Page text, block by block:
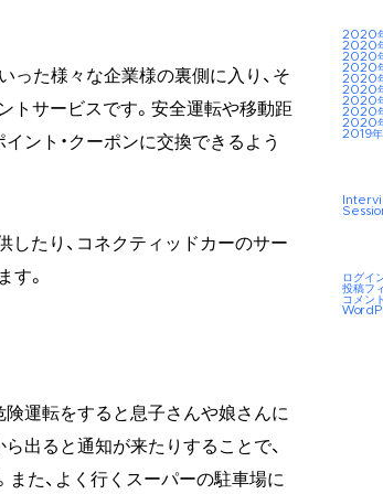
た様々な企業様の裏側に入り、そ
トサービスです。安全運転や移動距
ント・クーポンに交換できるよう
たり、コネクティッドカーのサー
す。
運転をすると息子さんや娘さんに
出ると通知が来たりすることで、
た、よく行くスーパーの駐車場に
2020
2020
2020
2020
2020
2020
2020
2020
2020
2019年
ログイ
投稿フ
コメン